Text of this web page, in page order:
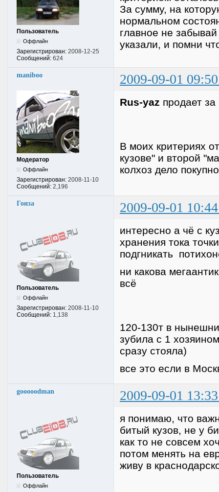
Пользователь
Оффлайн
Зарегистрирован: 2008-12-25
Сообщений: 624
За сумму, на
нормальном
главное не
указали, и помни
maniboo 2009-09-01
Модератор
Оффлайн
Зарегистрирован: 2008-11-10
Сообщений: 2,196
Rus-yaz продает
В моих критериях
кузове" и второй
колхоз дело
Гонза 2009-09-01
Пользователь
Оффлайн
Зарегистрирован: 2008-11-10
Сообщений: 1,138
интересно а чё с
хранения тока
подгникать
ни какова
всё
120-130т в
зубила с 1
сразу стояла)
все это если в
gooooodman 2009-09-01
Пользователь
Оффлайн
я понимаю, что
битый кузов, не у
как то не совсем
потом менять на
живу в